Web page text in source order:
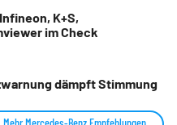
K+S,
im Check
dämpft Stimmung